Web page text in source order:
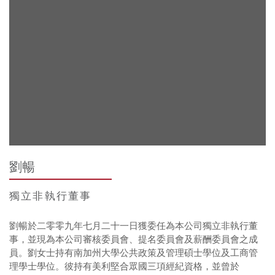
劉暢
獨立非執行董事
劉暢於二零零九年七月二十一日獲委任為本公司獨立非執行董
事，並現為本公司審核委員會、提名委員會及薪酬委員會之成
員。劉女士持有南加州大學公共政策及管理碩士學位及工商管
理學士學位。彼持有美利堅合眾國三項經紀資格，並曾於